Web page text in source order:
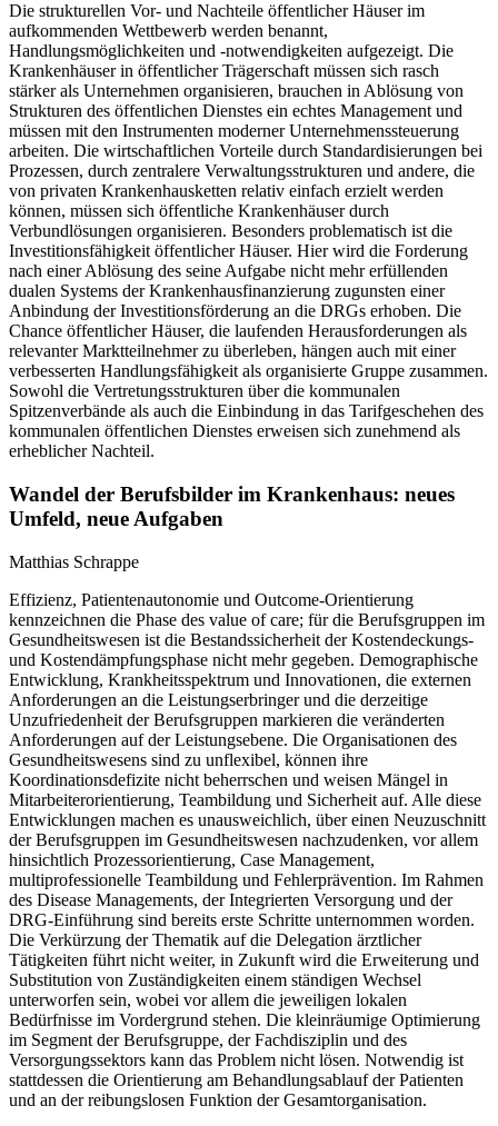
Die strukturellen Vor- und Nachteile öffentlicher Häuser im
aufkommenden Wettbewerb werden benannt,
Handlungsmöglichkeiten und -notwendigkeiten aufgezeigt. Die
Krankenhäuser in öffentlicher Trägerschaft müssen sich rasch
stärker als Unternehmen organisieren, brauchen in Ablösung von
Strukturen des öffentlichen Dienstes ein echtes Management und
müssen mit den Instrumenten moderner Unternehmenssteuerung
arbeiten. Die wirtschaftlichen Vorteile durch Standardisierungen bei
Prozessen, durch zentralere Verwaltungsstrukturen und andere, die
von privaten Krankenhausketten relativ einfach erzielt werden
können, müssen sich öffentliche Krankenhäuser durch
Verbundlösungen organisieren. Besonders problematisch ist die
Investitionsfähigkeit öffentlicher Häuser. Hier wird die Forderung
nach einer Ablösung des seine Aufgabe nicht mehr erfüllenden
dualen Systems der Krankenhausfinanzierung zugunsten einer
Anbindung der Investitionsförderung an die DRGs erhoben. Die
Chance öffentlicher Häuser, die laufenden Herausforderungen als
relevanter Marktteilnehmer zu überleben, hängen auch mit einer
verbesserten Handlungsfähigkeit als organisierte Gruppe zusammen.
Sowohl die Vertretungsstrukturen über die kommunalen
Spitzenverbände als auch die Einbindung in das Tarifgeschehen des
kommunalen öffentlichen Dienstes erweisen sich zunehmend als
erheblicher Nachteil.
Wandel der Berufsbilder im Krankenhaus: neues
Umfeld, neue Aufgaben
Matthias Schrappe
Effizienz, Patientenautonomie und Outcome-Orientierung
kennzeichnen die Phase des value of care; für die Berufsgruppen im
Gesundheitswesen ist die Bestandssicherheit der Kostendeckungs-
und Kostendämpfungsphase nicht mehr gegeben. Demographische
Entwicklung, Krankheitsspektrum und Innovationen, die externen
Anforderungen an die Leistungserbringer und die derzeitige
Unzufriedenheit der Berufsgruppen markieren die veränderten
Anforderungen auf der Leistungsebene. Die Organisationen des
Gesundheitswesens sind zu unflexibel, können ihre
Koordinationsdefizite nicht beherrschen und weisen Mängel in
Mitarbeiterorientierung, Teambildung und Sicherheit auf. Alle diese
Entwicklungen machen es unausweichlich, über einen Neuzuschnitt
der Berufsgruppen im Gesundheitswesen nachzudenken, vor allem
hinsichtlich Prozessorientierung, Case Management,
multiprofessionelle Teambildung und Fehlerprävention. Im Rahmen
des Disease Managements, der Integrierten Versorgung und der
DRG-Einführung sind bereits erste Schritte unternommen worden.
Die Verkürzung der Thematik auf die Delegation ärztlicher
Tätigkeiten führt nicht weiter, in Zukunft wird die Erweiterung und
Substitution von Zuständigkeiten einem ständigen Wechsel
unterworfen sein, wobei vor allem die jeweiligen lokalen
Bedürfnisse im Vordergrund stehen. Die kleinräumige Optimierung
im Segment der Berufsgruppe, der Fachdisziplin und des
Versorgungssektors kann das Problem nicht lösen. Notwendig ist
stattdessen die Orientierung am Behandlungsablauf der Patienten
und an der reibungslosen Funktion der Gesamtorganisation.